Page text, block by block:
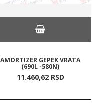
AMORTIZER GEPEK VRATA
(690L -580N)
11.460,62 RSD